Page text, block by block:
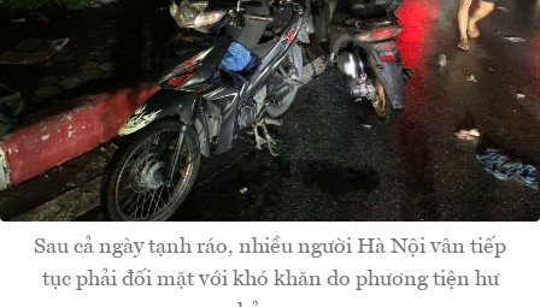
Sau cả ngày tạnh ráo, nhiều người Hà Nội vân tiếp
tục phải đối mặt với khó khăn do phương tiện hư